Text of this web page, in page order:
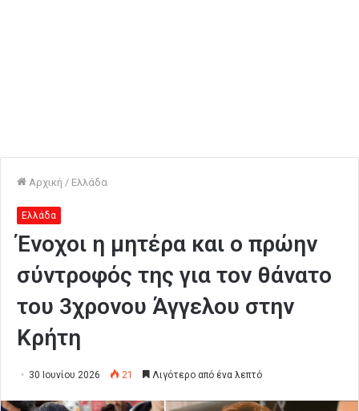
Αρχική / Ελλάδα
Ελλάδα
Ένοχοι η μητέρα και ο πρώην
σύντροφός της για τον θάνατο
του 3χρονου Άγγελου στην
Κρήτη
30 Ιουνίου 2026 21 Λιγότερο από ένα λεπτό